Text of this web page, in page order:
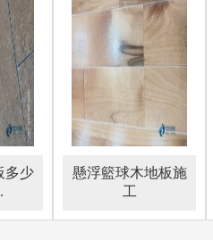
個新的家庭布局，這要歸功于nba的
位置,字母a,b,c是水平數字,數字1,2,3
為打磨籃球場地面會變形,如果松動,
美楓木地板如果楓木地板太快而不
多少
懸浮籃球木地板施
工